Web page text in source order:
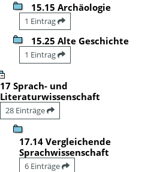
15.15 Archäologie
1 Eintrag
15.25 Alte Geschichte
1 Eintrag
17 Sprach- und
Literaturwissenschaft
28 Einträge
17.14 Vergleichende
Sprachwissenschaft
6 Einträge